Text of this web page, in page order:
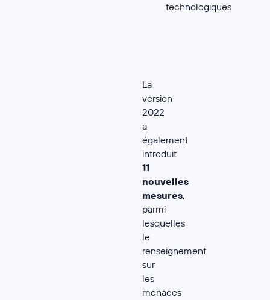
technologiques
La
version
2022
a
également
introduit
11
nouvelles
mesures,
parmi
lesquelles
le
renseignement
sur
les
menaces